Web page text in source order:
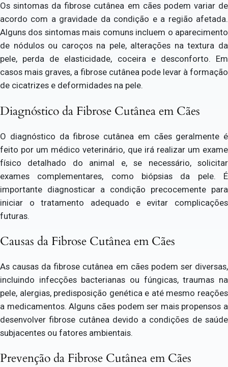
Os sintomas da fibrose cutânea em cães podem variar de
acordo com a gravidade da condição e a região afetada.
Alguns dos sintomas mais comuns incluem o aparecimento
de nódulos ou caroços na pele, alterações na textura da
pele, perda de elasticidade, coceira e desconforto. Em
casos mais graves, a fibrose cutânea pode levar à formação
de cicatrizes e deformidades na pele.
Diagnóstico da Fibrose Cutânea em Cães
O diagnóstico da fibrose cutânea em cães geralmente é
feito por um médico veterinário, que irá realizar um exame
físico detalhado do animal e, se necessário, solicitar
exames complementares, como biópsias da pele. É
importante diagnosticar a condição precocemente para
iniciar o tratamento adequado e evitar complicações
futuras.
Causas da Fibrose Cutânea em Cães
As causas da fibrose cutânea em cães podem ser diversas,
incluindo infecções bacterianas ou fúngicas, traumas na
pele, alergias, predisposição genética e até mesmo reações
a medicamentos. Alguns cães podem ser mais propensos a
desenvolver fibrose cutânea devido a condições de saúde
subjacentes ou fatores ambientais.
Prevenção da Fibrose Cutânea em Cães